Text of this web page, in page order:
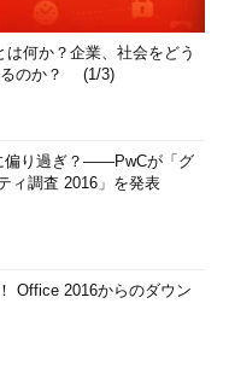
は何か？企業、社会をどう
るのか？ (1/3)
偏り過ぎ？――PwCが「グ
ィ調査 2016」を発表
Office 2016からのダウン